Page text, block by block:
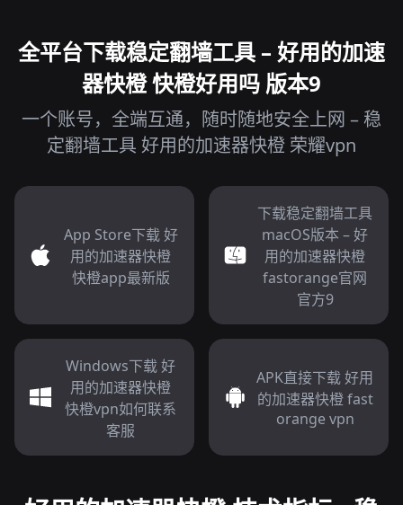
全平台下载稳定翻墙工具 – 好用的加速
器快橙 快橙好用吗 版本9
一个账号，全端互通，随时随地安全上网 – 稳
定翻墙工具 好用的加速器快橙 荣耀vpn
App Store下载 好
用的加速器快橙
快橙app最新版
下载稳定翻墙工具
macOS版本 – 好
用的加速器快橙
fastorange官网
官方9
Windows下载 好
用的加速器快橙
快橙vpn如何联系
客服
APK直接下载 好用
的加速器快橙 fast
orange vpn